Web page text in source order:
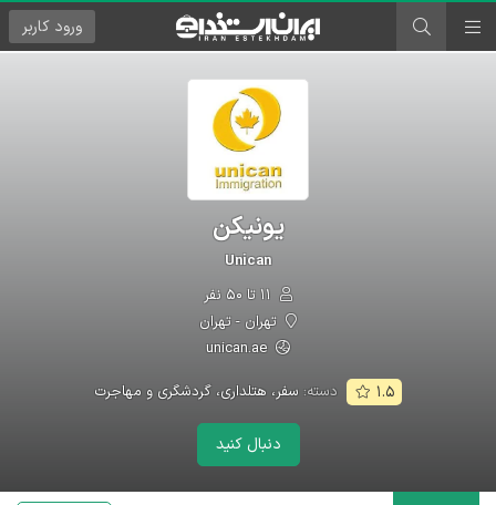
ورود کاربر
یونیکن
Unican
تهران - تهران
unican.ae
۱.۵ دسته: سفر، هتلداری، گردشگری و مهاجرت
دنبال کنید